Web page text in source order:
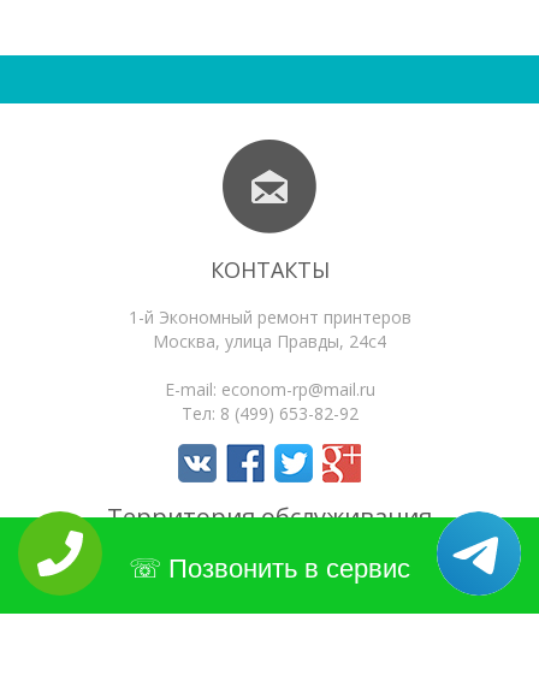
КОНТАКТЫ
1-й Экономный ремонт принтеров
Москва, улица Правды, 24с4
E-mail: econom-rp@mail.ru
Тел: 8 (499) 653-82-92
Территория обслуживания
Статьи Поиск по сайту
Позвонить в сервис